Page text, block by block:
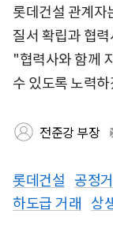
롯데건설 관계자
질서 확립과 협
"협력사와 함께
수 있도록 노력
전준강 부장
롯데건설 공정
하도급 거래 상